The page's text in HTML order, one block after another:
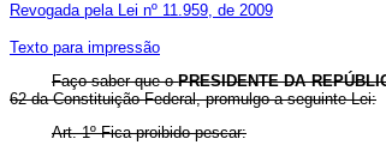
Revogada pela Lei nº 11.959, de 2009
Texto para impressão
Faço saber que oPRESIDENTE DA
62 da Constituição Federal, promulgo a seguinte Lei:
Art. 1º Fica proibido pescar: